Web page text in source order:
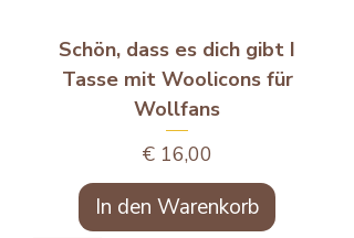
Schön, dass es dich gibt I
Tasse mit Woolicons für
Wollfans
Preis
€ 16,00
In den Warenkorb